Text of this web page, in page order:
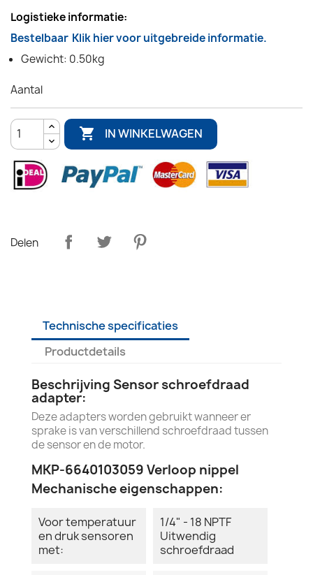
Logistieke informatie:
Bestelbaar Klik hier voor uitgebreide informatie.
Gewicht: 0.50kg
Aantal
 IN WINKELWAGEN
Delen
Technische specificaties
Productdetails
Beschrijving Sensor schroefdraad
adapter:
Deze adapters worden gebruikt wanneer er
sprake is van verschillend schroefdraad tussen
de sensor en de motor.
MKP-6640103059 Verloop nippel
Mechanische eigenschappen:
Voor temperatuur
en druk sensoren
met:
1/4" - 18 NPTF
Uitwendig
schroefdraad